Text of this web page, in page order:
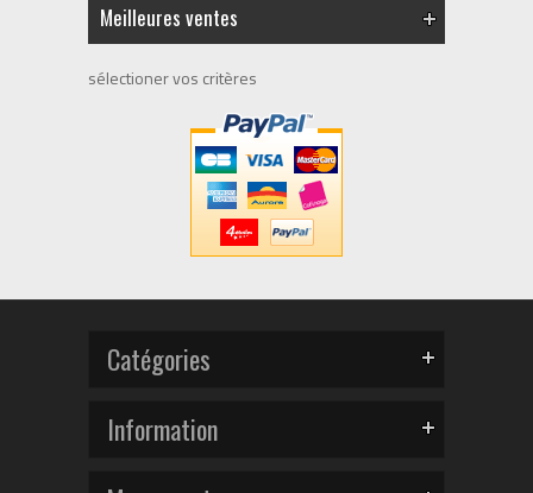
Meilleures ventes
sélectioner vos critères
Catégories
Information